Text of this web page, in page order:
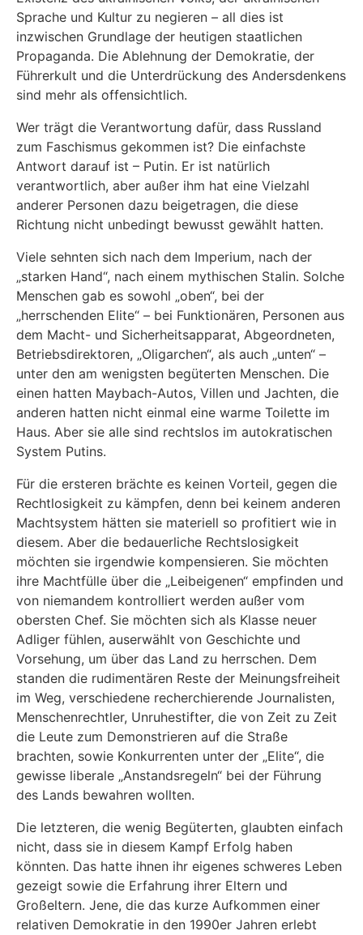
Sprache und Kultur zu negieren – all dies ist
inzwischen Grundlage der heutigen staatlichen
Propaganda. Die Ablehnung der Demokratie, der
Führerkult und die Unterdrückung des Andersdenkens
sind mehr als offensichtlich.
Wer trägt die Verantwortung dafür, dass Russland
zum Faschismus gekommen ist? Die einfachste
Antwort darauf ist – Putin. Er ist natürlich
verantwortlich, aber außer ihm hat eine Vielzahl
anderer Personen dazu beigetragen, die diese
Richtung nicht unbedingt bewusst gewählt hatten.
Viele sehnten sich nach dem Imperium, nach der
„starken Hand“, nach einem mythischen Stalin. Solche
Menschen gab es sowohl „oben“, bei der
„herrschenden Elite“ – bei Funktionären, Personen aus
dem Macht- und Sicherheitsapparat, Abgeordneten,
Betriebsdirektoren, „Oligarchen“, als auch „unten“ –
unter den am wenigsten begüterten Menschen. Die
einen hatten Maybach-Autos, Villen und Jachten, die
anderen hatten nicht einmal eine warme Toilette im
Haus. Aber sie alle sind rechtslos im autokratischen
System Putins.
Für die ersteren brächte es keinen Vorteil, gegen die
Rechtlosigkeit zu kämpfen, denn bei keinem anderen
Machtsystem hätten sie materiell so profitiert wie in
diesem. Aber die bedauerliche Rechtslosigkeit
möchten sie irgendwie kompensieren. Sie möchten
ihre Machtfülle über die „Leibeigenen“ empfinden und
von niemandem kontrolliert werden außer vom
obersten Chef. Sie möchten sich als Klasse neuer
Adliger fühlen, auserwählt von Geschichte und
Vorsehung, um über das Land zu herrschen. Dem
standen die rudimentären Reste der Meinungsfreiheit
im Weg, verschiedene recherchierende Journalisten,
Menschenrechtler, Unruhestifter, die von Zeit zu Zeit
die Leute zum Demonstrieren auf die Straße
brachten, sowie Konkurrenten unter der „Elite“, die
gewisse liberale „Anstandsregeln“ bei der Führung
des Lands bewahren wollten.
Die letzteren, die wenig Begüterten, glaubten einfach
nicht, dass sie in diesem Kampf Erfolg haben
könnten. Das hatte ihnen ihr eigenes schweres Leben
gezeigt sowie die Erfahrung ihrer Eltern und
Großeltern. Jene, die das kurze Aufkommen einer
relativen Demokratie in den 1990er Jahren erlebt